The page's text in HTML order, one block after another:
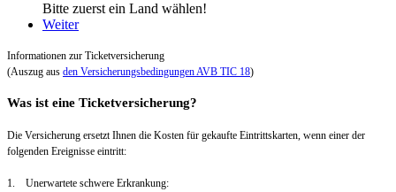
Bitte zuerst ein Land wählen!
Weiter
Informationen zur Ticketversicherung
(Auszug aus den Versicherungsbedingungen AVB TIC 18)
Was ist eine Ticketversicherung?
Die Versicherung ersetzt Ihnen die Kosten für gekaufte Eintrittskarten, wenn einer der
folgenden Ereignisse eintritt:
1. Unerwartete schwere Erkrankung: